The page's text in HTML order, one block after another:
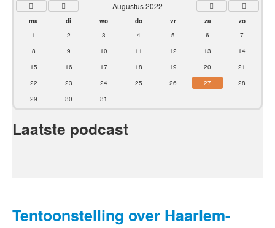
Augustus 2022
ma di wo do vr za
zo
1
2 3 4 5 6
7
8
9 10 11 12 13
14
15
16 17 18 19 20
21
22
23 24 25 26 27
28
29
30 31
Laatste podcast
Tentoonstelling over Haarlem-